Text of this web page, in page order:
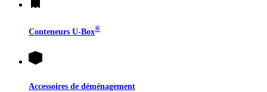
Conteneurs U-Box®
Accessoires de déménagement